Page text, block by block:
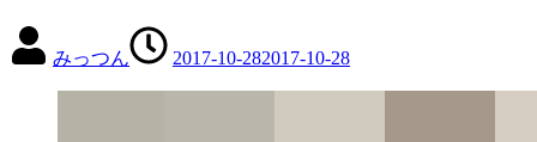
みっつん 2017-10-282017-10-28